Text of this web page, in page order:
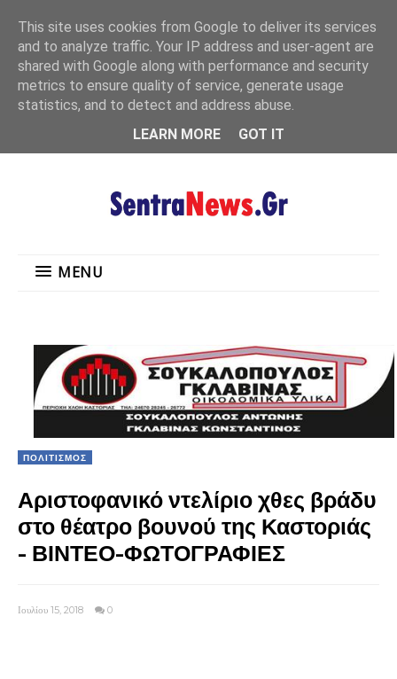
MENU
MENU
ΠΟΛΙΤΙΣΜΟΣ
Αριστοφανικό ντελίριο χθες βράδυ
στο θέατρο βουνού της Καστοριάς
- ΒΙΝΤΕΟ-ΦΩΤΟΓΡΑΦΙΕΣ
Ιουλίου 15, 2018 0
This site uses cookies from Google to deliver its services
and to analyze traffic. Your IP address and user-agent are
shared with Google along with performance and security
metrics to ensure quality of service, generate usage
statistics, and to detect and address abuse.
LEARN MORE
GOT IT